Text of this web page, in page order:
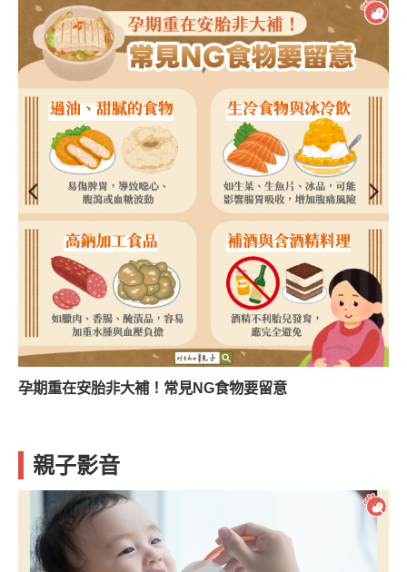
孕期重在安胎非大補！常見NG食物要留意
親子影音